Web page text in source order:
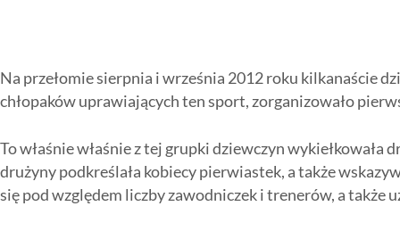
Na przełomie sierpnia i września 2012 roku kilkanaście
chłopaków uprawiających ten sport, zorganizowało
To właśnie właśnie z tej grupki dziewczyn wykiełkowała
drużyny podkreślała kobiecy pierwiastek, a także
się pod względem liczby zawodniczek i trenerów, a także